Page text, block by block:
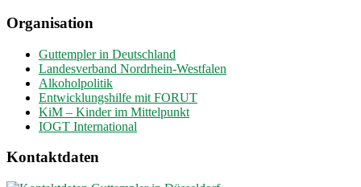
Organisation
Guttempler in Deutschland
Landesverband Nordrhein-Westfalen
Alkoholpolitik
Entwicklungshilfe mit FORUT
KiM – Kinder im Mittelpunkt
IOGT International
Kontaktdaten